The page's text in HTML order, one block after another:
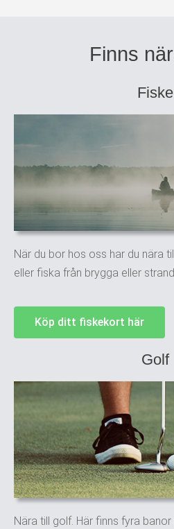
Finns
Fiske
När du bor hos oss har du nära
eller fiska från brygga eller
Köp ditt fiskekort här
Golf
Nära till golf. Här finns fyra